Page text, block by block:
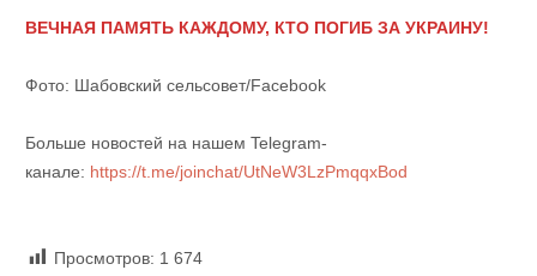
ВЕЧНАЯ ПАМЯТЬ КАЖДОМУ, КТО ПОГИБ ЗА УКРАИНУ!
Фото: Шабовский сельсовет/Facebook
Больше новостей на нашем Telegram-
канале: https://t.me/joinchat/UtNeW3LzPmqqxBod
Просмотров: 1 674